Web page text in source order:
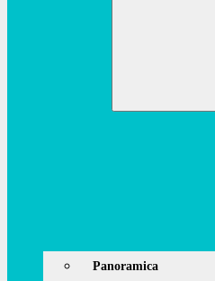
Panoramica